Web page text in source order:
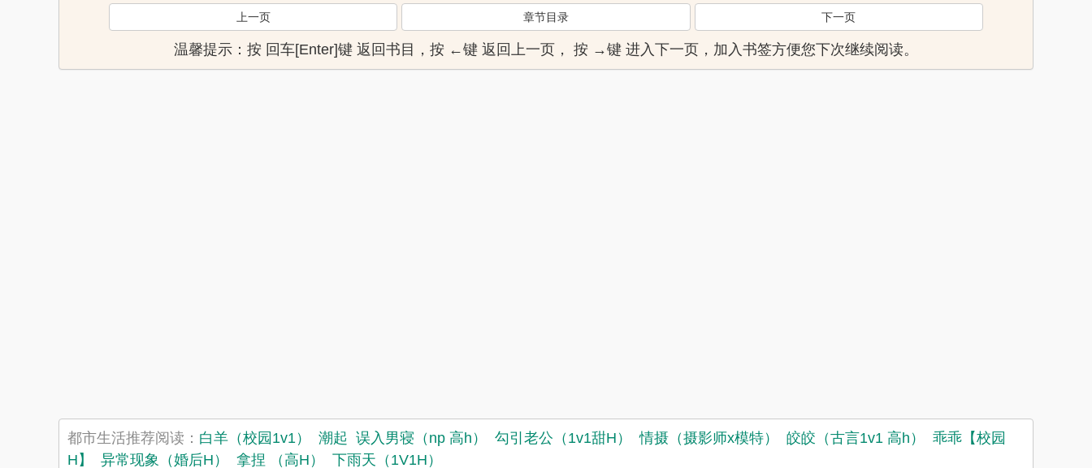
上一页 章节目录 下一页
温馨提示：按 回车[Enter]键 返回书目，按 ←键 返回上一页， 按 →键 进入下一页，加入书签方便您下次继续阅读。
都市生活推荐阅读： 白羊（校园1v1） 潮起 误入男寝（np 高h） 勾引老公（1v1甜H） 情摄（摄影师x模特） 皎皎（古言1v1 高h）
乖乖【校园
H】
异常现象（婚后H） 拿捏 （高H） 下雨天（1V1H）